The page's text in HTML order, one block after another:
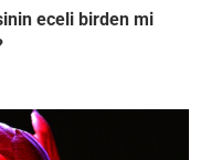
eceli birden mi